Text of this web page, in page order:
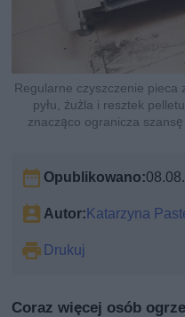
Regularne czyszczenie pieca
pyłu, żużla i resztek
znacząco ogranicza
Opublikowano:
Autor:Katarzyna
Drukuj
Coraz więcej osób